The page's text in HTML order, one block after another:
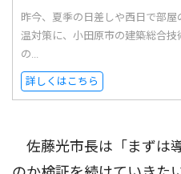
昨今、夏季の日差しや西日で部
温対策に、小田原市の建築総合
の...
詳しくはこちら
佐藤光市長は「まずは